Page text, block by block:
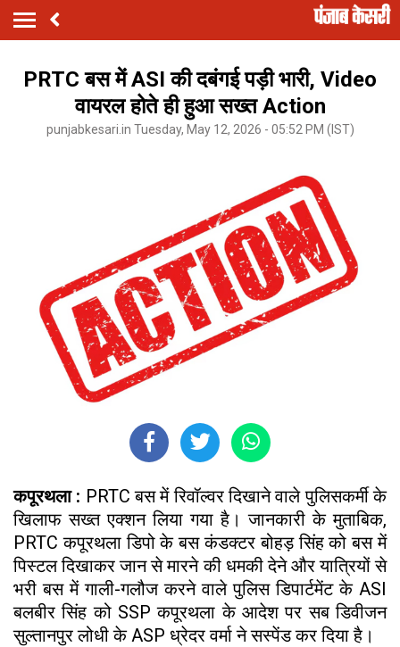
PRTC बस में ASI की दबंगई पड़ी भारी, Video
वायरल होते ही हुआ सख्त Action
punjabkesari.in Tuesday, May 12, 2026 - 05:52 PM (IST)
कपूरथला : PRTC बस में रिवॉल्वर दिखाने वाले पुलिसकर्मी के
खिलाफ सख्त एक्शन लिया गया है। जानकारी के मुताबिक,
PRTC कपूरथला डिपो के बस कंडक्टर बोहड़ सिंह को बस में
पिस्टल दिखाकर जान से मारने की धमकी देने और यात्रियों से
भरी बस में गाली-गलौज करने वाले पुलिस डिपार्टमेंट के ASI
बलबीर सिंह को SSP कपूरथला के आदेश पर सब डिवीजन
सुल्तानपुर लोधी के ASP ध्रेदर वर्मा ने सस्पेंड कर दिया है।